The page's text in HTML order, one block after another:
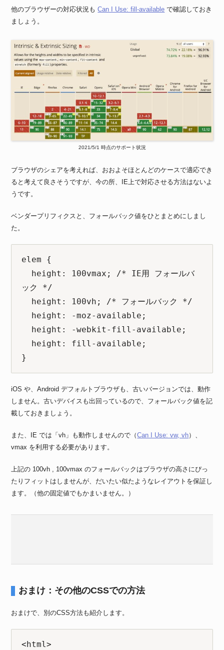
他のブラウザーの対応状況もCan I Use: fill-available で確認しておき
ましょう。
2021/5/1 時点のサポート状況
ブラウザのシェアを考えれば、おおよそほとんどのケースで適応でき
ると考えて良さそうですが、今の所、IE上で対応させる方法はないよ
うです。
ベンダープリフィクスと、フォールバック値をひとまとめにしまし
た。
elem {
ック */
}
iOS や、Android デフォルトブラウザも、古いバージョンでは、動作
しません。古いデバイスも出回っているので、フォールバック値を記
載しておきましょう。
また、IE では「vh」も動作しませんので（Can I Use: vw, vh）、
vmax を利用する必要があります。
上記の 100vh , 100vmax のフォールバックはブラウザの高さにぴっ
たりフィットはしませんが、だいたい似たようなレイアウトを保証し
ます。（他の固定値でもかまいません。）
おまけ：その他のCSSでの方法
おまけで、別のCSS方法も紹介します。
<html>